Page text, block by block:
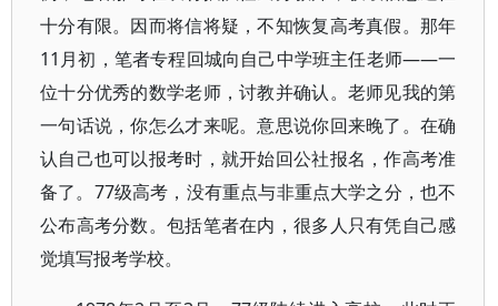
十分有限。因而将信将疑，不知恢复高考真假。那年
11月初，笔者专程回城向自己中学班主任老师——一
位十分优秀的数学老师，讨教并确认。老师见我的第
一句话说，你怎么才来呢。意思说你回来晚了。在确
认自己也可以报考时，就开始回公社报名，作高考准
备了。77级高考，没有重点与非重点大学之分，也不
公布高考分数。包括笔者在内，很多人只有凭自己感
觉填写报考学校。